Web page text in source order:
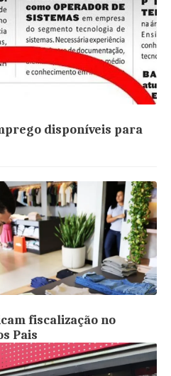
disponíveis para
fiscalização no
Pais